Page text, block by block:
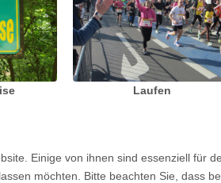
Laufen
Einige von ihnen sind essenziell für
möchten. Bitte beachten Sie, dass